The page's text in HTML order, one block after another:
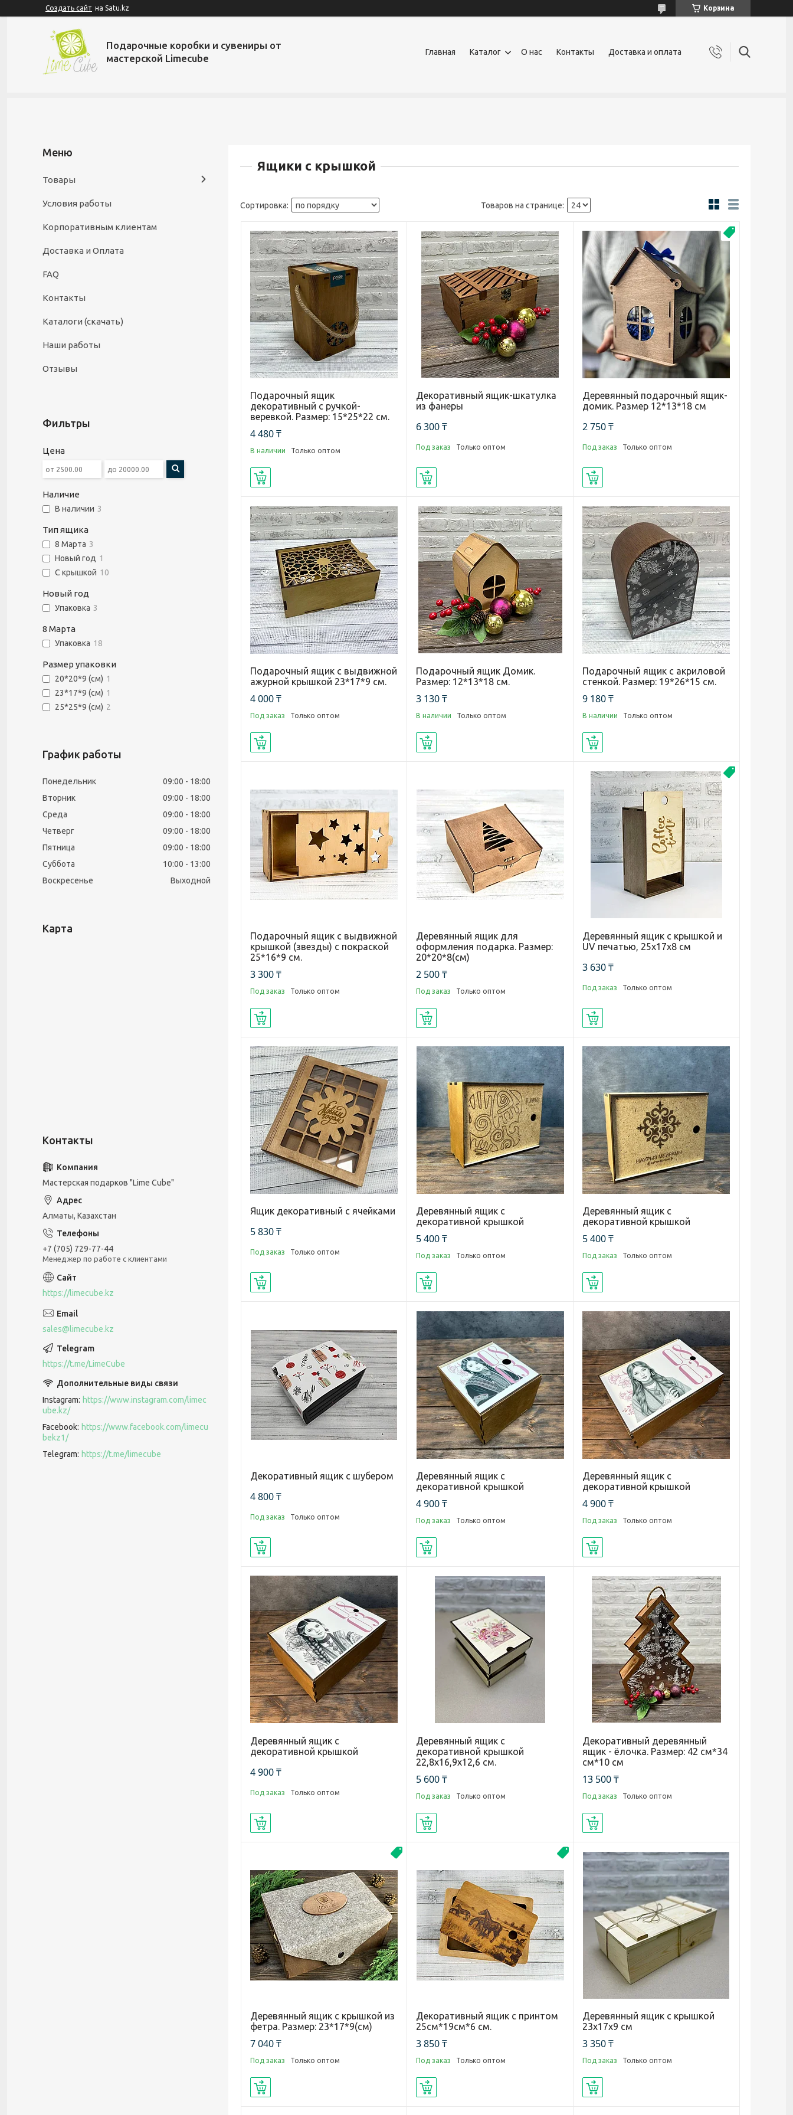
Создать сайт на Satu.kz Корзина
Подарочные коробки и сувениры от
мастерской Limecube
Главная Каталог О нас Контакты Доставка и оплата
Ящики с крышкой
Подарочный ящик
декоративный с ручкой-
веревкой. Размер: 15*25*22 см.
4 480 ₸
В наличии Только оптом
Декоративный ящик-шкатулка
из фанеры
6 300 ₸
Под заказ Только оптом
Деревянный подарочный ящик-
домик. Размер 12*13*18 см
2 750 ₸
Под заказ Только оптом
Подарочный ящик с выдвижной
ажурной крышкой 23*17*9 см.
4 000 ₸
Под заказ Только оптом
Подарочный ящик Домик.
Размер: 12*13*18 см.
3 130 ₸
В наличии Только оптом
Подарочный ящик с акриловой
стенкой. Размер: 19*26*15 см.
9 180 ₸
В наличии Только оптом
Подарочный ящик с выдвижной
крышкой (звезды) с покраской
25*16*9 см.
3 300 ₸
Под заказ Только оптом
Деревянный ящик для
оформления подарка. Размер:
20*20*8(см)
2 500 ₸
Под заказ Только оптом
Деревянный ящик с крышкой и
UV печатью, 25х17х8 см
3 630 ₸
Под заказ Только оптом
Ящик декоративный с ячейками
5 830 ₸
Под заказ Только оптом
Деревянный ящик с
декоративной крышкой
5 400 ₸
Под заказ Только оптом
Деревянный ящик с
декоративной крышкой
5 400 ₸
Под заказ Только оптом
Декоративный ящик с шубером
4 800 ₸
Под заказ Только оптом
Деревянный ящик с
декоративной крышкой
4 900 ₸
Под заказ Только оптом
Деревянный ящик с
декоративной крышкой
4 900 ₸
Под заказ Только оптом
Деревянный ящик с
декоративной крышкой
4 900 ₸
Под заказ Только оптом
Деревянный ящик с
декоративной крышкой
22,8х16,9х12,6 см.
5 600 ₸
Под заказ Только оптом
Декоративный деревянный
ящик - ёлочка. Размер: 42 см*34
см*10 см
13 500 ₸
Под заказ Только оптом
Деревянный ящик с крышкой из
фетра. Размер: 23*17*9(см)
7 040 ₸
Под заказ Только оптом
Новинка
Декоративный ящик с принтом
25см*19см*6 см.
3 850 ₸
Под заказ Только оптом
Деревянный ящик с крышкой
23х17х9 см
3 350 ₸
Под заказ Только оптом
Товары
Условия работы
Корпоративным клиентам
Доставка и Оплата
FAQ
Контакты
Каталоги (скачать)
Наши работы
Отзывы
Фильтры
Цена
Наличие
В наличии 3
Тип ящика
8 Марта 3
Новый год 1
С крышкой 10
Новый год
Упаковка 3
8 Марта
Упаковка 18
Размер упаковки
20*20*9 (см) 1
23*17*9 (см) 1
25*25*9 (см) 2
График работы
Понедельник 09:00
18:00
Вторник
09:00
18:00
Среда
09:00
18:00
Четверг
09:00
18:00
Пятница
09:00
18:00
Суббота
10:00
13:00
Воскресенье
Выходной
Карта
Мастерская подарков "Lime Cube"
Алматы, Казахстан
+7 (705) 729-77-44
Менеджер по работе с клиентами
https://limecube.kz
sales@limecube.kz
https://t.me/LimeCube
Instagram
https://www.instagram.com/limec
ube.kz/
Facebook https://www.facebook.com/limecu
bekz1/
Telegram
https://t.me/limecube